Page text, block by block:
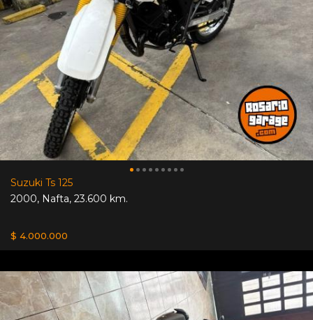
Suzuki Ts 125
2000, Nafta, 23.600 km.
$ 4.000.000